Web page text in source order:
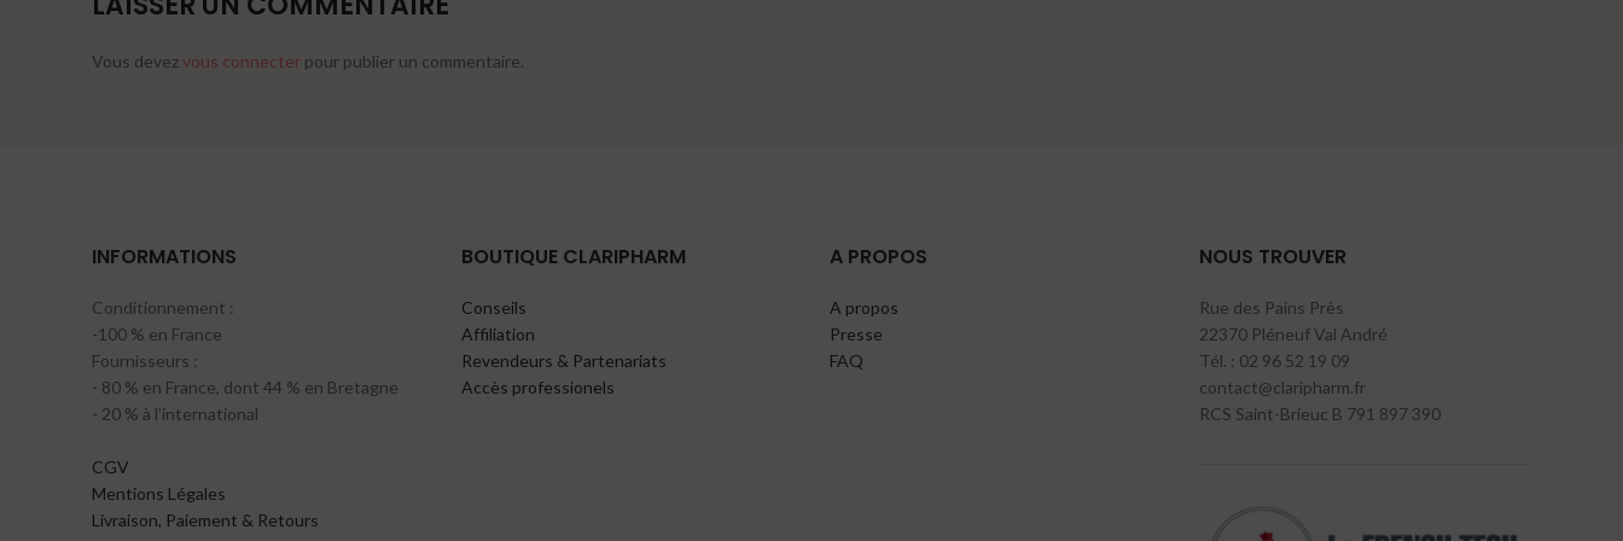
Vous devezvous connecter pour publier un commentaire.
INFORMATIONS
Conditionnement :
-100 % en France
Fournisseurs :
- 80 % en France, dont 44 % en Bretagne
- 20 % à l’international
CGV
Mentions Légales
Livraison, Paiement & Retours
BOUTIQUE CLARIPHARM
Conseils
Affiliation
Revendeurs & Partenariats
Accès professionels
A PROPOS
A propos
Presse
FAQ
NOUS TROUVER
Rue des Pains Près
22370 Pléneuf Val André
Tél. : 02 96 52 19 09
contact@claripharm.fr
RCS Saint-Brieuc B 791 897 390